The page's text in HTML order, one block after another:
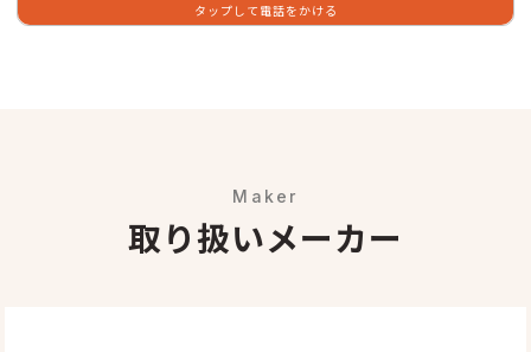
タップして電話をかける
Maker
取り扱いメーカー